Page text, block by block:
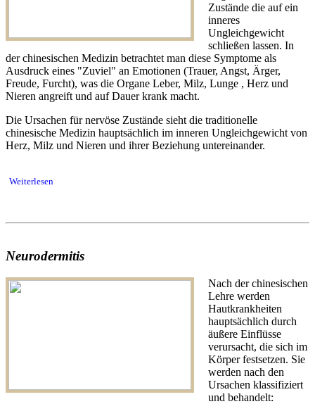
Zustände die auf ein
inneres
Ungleichgewicht
schließen lassen. In
der chinesischen Medizin betrachtet man diese Symptome als
Ausdruck eines "Zuviel" an Emotionen (Trauer, Angst, Ärger,
Freude, Furcht), was die Organe Leber, Milz, Lunge , Herz und
Nieren angreift und auf Dauer krank macht.
Die Ursachen für nervöse Zustände sieht die traditionelle
chinesische Medizin hauptsächlich im inneren Ungleichgewicht von
Herz, Milz und Nieren und ihrer Beziehung untereinander.
Weiterlesen
Neurodermitis
Nach der chinesischen
Lehre werden
Hautkrankheiten
hauptsächlich durch
äußere Einflüsse
verursacht, die sich im
Körper festsetzen. Sie
werden nach den
Ursachen klassifiziert
und behandelt: